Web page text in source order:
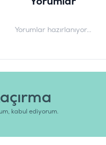
Yorumlar hazırlanıyor...
kabul ediyorum.